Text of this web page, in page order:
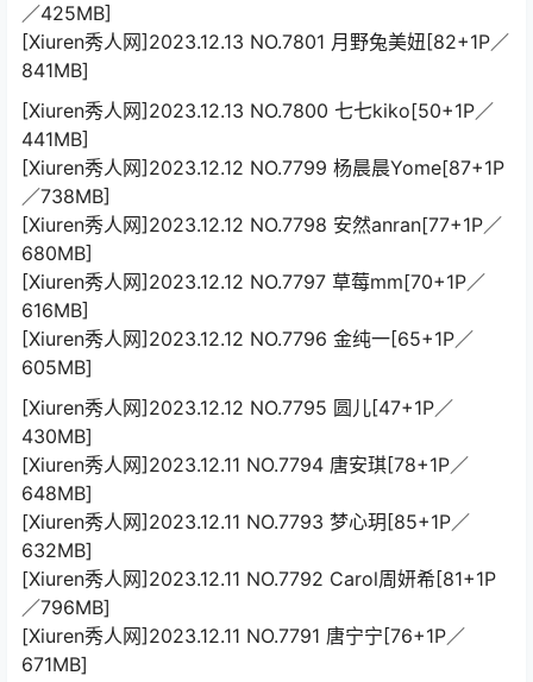
／425MB]
[Xiuren秀人网]2023.12.13 NO.7801 月野兔美妞[82+1P／
841MB]
[Xiuren秀人网]2023.12.13 NO.7800 七七kiko[50+1P／
441MB]
[Xiuren秀人网]2023.12.12 NO.7799 杨晨晨Yome[87+1P
／738MB]
[Xiuren秀人网]2023.12.12 NO.7798 安然anran[77+1P／
680MB]
[Xiuren秀人网]2023.12.12 NO.7797 草莓mm[70+1P／
616MB]
[Xiuren秀人网]2023.12.12 NO.7796 金纯一[65+1P／
605MB]
[Xiuren秀人网]2023.12.12 NO.7795 圆儿[47+1P／
430MB]
[Xiuren秀人网]2023.12.11 NO.7794 唐安琪[78+1P／
648MB]
[Xiuren秀人网]2023.12.11 NO.7793 梦心玥[85+1P／
632MB]
[Xiuren秀人网]2023.12.11 NO.7792 Carol周妍希[81+1P
／796MB]
[Xiuren秀人网]2023.12.11 NO.7791 唐宁宁[76+1P／
671MB]